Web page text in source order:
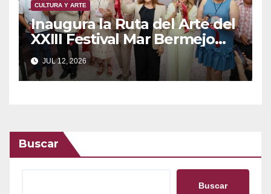
CULTURA Y ARTE
Inaugura la Ruta del Arte del
XXIII Festival Mar Bermejo
2026
JUL 12, 2026
Buscar
Buscar